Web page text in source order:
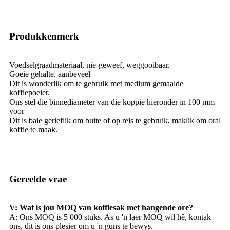
Produkkenmerk
Voedselgraadmateriaal, nie-geweef, weggooibaar.
Goeie gehalte, aanbeveel
Dit is wonderlik om te gebruik met medium gemaalde
koffiepoeier.
Ons stel die binnediameter van die koppie hieronder in 100 mm
voor
Dit is baie gerieflik om buite of op reis te gebruik, maklik om oral
koffie te maak.
Gereelde vrae
V: Wat is jou MOQ van koffiesak met hangende ore?
A: Ons MOQ is 5 000 stuks. As u 'n laer MOQ wil hê, kontak
ons, dit is ons plesier om u 'n guns te bewys.